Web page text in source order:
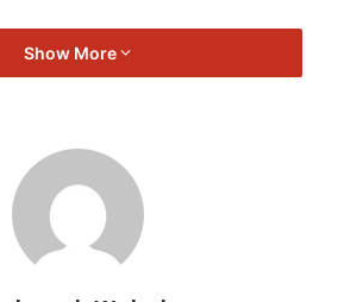
negeri giat menggerakkan
kesedaran sivik dalam
semua pihak dan bermula
kita mampu mewujudkan persekitaran
Show More